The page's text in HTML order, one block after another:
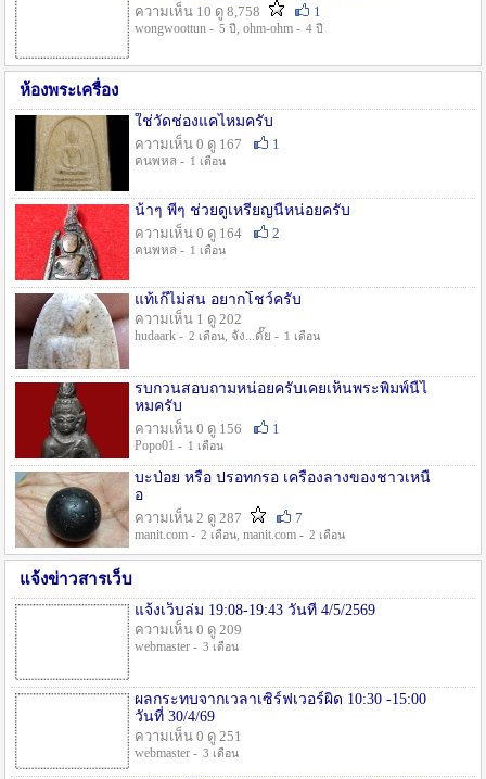
ความเห็น 10 ดู 8,758
1
wongwoottun - 5 ปี , ohm-ohm - 4 ปี
ห้องพระเครื่อง
ใช่วัดช่องแคไหมครับ
ความเห็น 0 ดู 167
1
คนพหล - 1 เดือน
น้าๆ พี่ๆ ช่วยดูเหรียญนี้หน่อยครับ
ความเห็น 0 ดู 164
2
คนพหล - 1 เดือน
แท้เก๊ไม่สน อยากโชว์ครับ
ความเห็น 1 ดู 202
hudaark - 2 เดือน, จัง...ดั๊ย - 1 เดือน
รบกวนสอบถามหน่อยครับเคยเห็นพระพิมพ์นี้ไ
หมครับ
ความเห็น 0 ดู 156
1
Popo01 - 1 เดือน
บะป่อย หรือ ปรอทกรอ เครื่องลางของชาวเหนื
อ
ความเห็น 2 ดู 287
7
manit.com - 2 เดือน, manit.com - 2 เดือน
แจ้งข่าวสารเว็บ
แจ้งเว็บล่ม 19:08-19:43 วันที่ 4/5/2569
ความเห็น 0 ดู 209
webmaster - 3 เดือน
ผลกระทบจากเวลาเซิร์ฟเวอร์ผิด 10:30 -15:00
วันที่ 30/4/69
ความเห็น 0 ดู 251
webmaster - 3 เดือน